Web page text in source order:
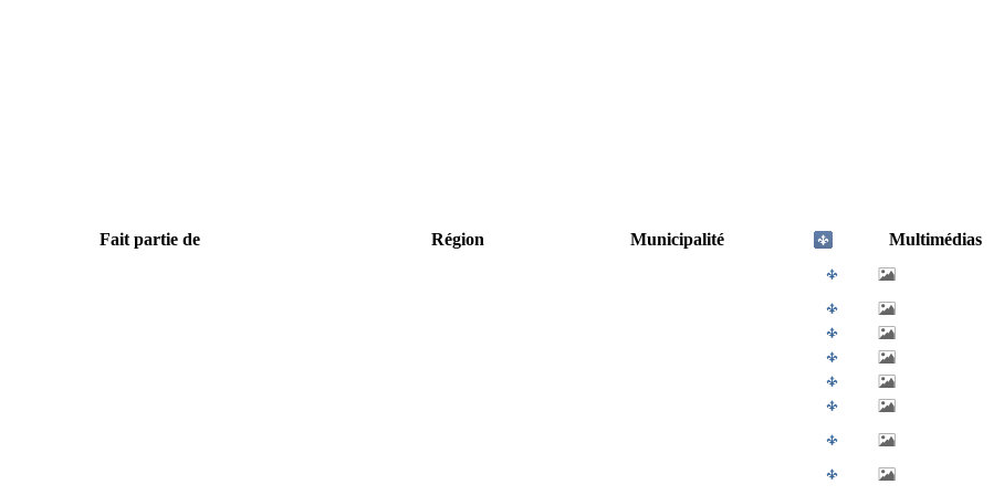
Fait partie de Région Municipalité
Multimédias